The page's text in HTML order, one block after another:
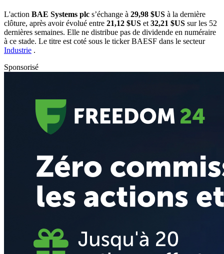
L'action BAE Systems plc s’échange à 29,98 $US à la dernière
clôture, après avoir évolué entre 21,12 $US et 32,21 $US sur les 52
dernières semaines. Elle ne distribue pas de dividende en numéraire
à ce stade. Le titre est coté sous le tickerBAESF dans le secteur
Industrie .
Sponsorisé